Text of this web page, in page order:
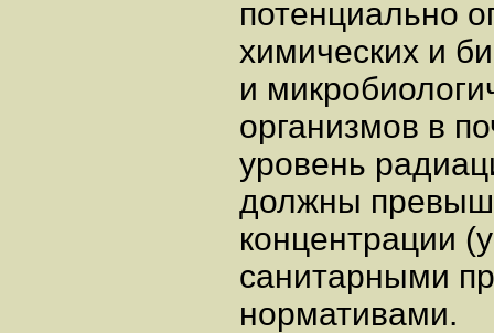
потенциально
химических и
и
организмов в
уровень
должны
концентрации
санитарными
нормативами.